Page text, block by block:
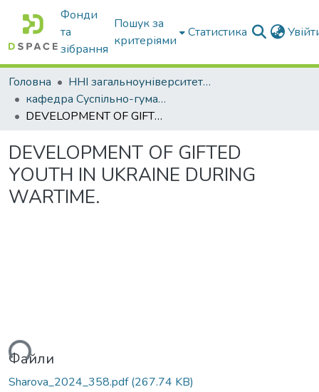
Фонди
та
зібрання
Пошук за
критеріями
Статистика
Головна
ННІ загальноуніверситетської підготовки
кафедра Суспільно-гуманітарні науки
DEVELOPMENT OF GIFTED YOUTH IN UKRAINE DURING WARTIME.
DEVELOPMENT OF GIFTED
YOUTH IN UKRAINE DURING
WARTIME.
Файли
Sharova_2024_358.pdf(267.74 KB)